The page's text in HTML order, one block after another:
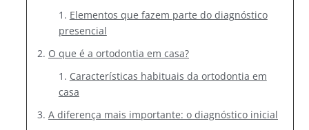
Elementos que fazem parte do diagnóstico
presencial
O que é a ortodontia em casa?
Características habituais da ortodontia em
casa
A diferença mais importante: o diagnóstico inicial